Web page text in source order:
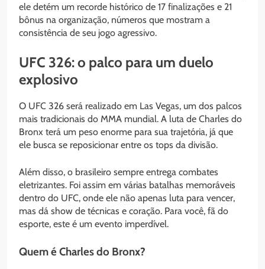
ele detém um recorde histórico de 17 finalizações e 21
bônus na organização, números que mostram a
consistência de seu jogo agressivo.
UFC 326: o palco para um duelo
explosivo
O UFC 326 será realizado em Las Vegas, um dos palcos
mais tradicionais do MMA mundial. A luta de Charles do
Bronx terá um peso enorme para sua trajetória, já que
ele busca se reposicionar entre os tops da divisão.
Além disso, o brasileiro sempre entrega combates
eletrizantes. Foi assim em várias batalhas memoráveis
dentro do UFC, onde ele não apenas luta para vencer,
mas dá show de técnicas e coração. Para você, fã do
esporte, este é um evento imperdível.
Quem é Charles do Bronx?